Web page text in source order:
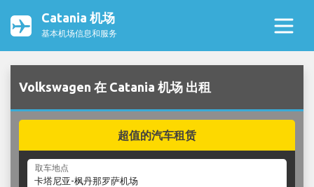
Catania 机场
基本机场信息和服务
Volkswagen 在 Catania 机场 出租
超值的汽车租赁
取车地点